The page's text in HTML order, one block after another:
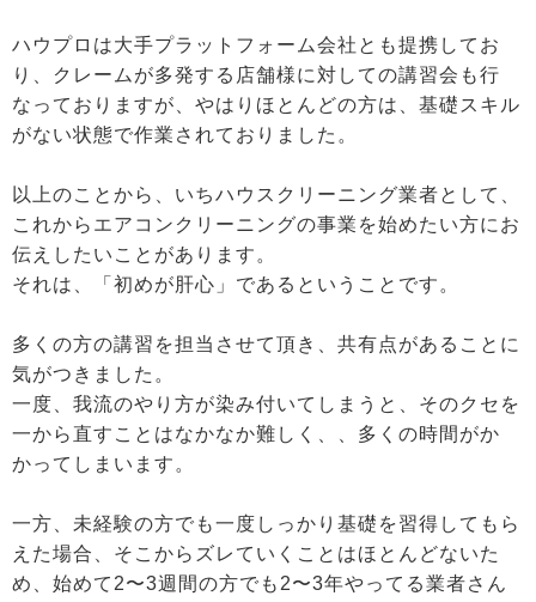
ハウプロは大手プラットフォーム会社とも提携してお
り、クレームが多発する店舗様に対しての講習会も行
なっておりますが、やはりほとんどの方は、基礎スキル
がない状態で作業されておりました。
以上のことから、いちハウスクリーニング業者として、
これからエアコンクリーニングの事業を始めたい方にお
伝えしたいことがあります。
それは、「初めが肝心」であるということです。
多くの方の講習を担当させて頂き、共有点があることに
気がつきました。
一度、我流のやり方が染み付いてしまうと、そのクセを
一から直すことはなかなか難しく、、多くの時間がか
かってしまいます。
一方、未経験の方でも一度しっかり基礎を習得してもら
えた場合、そこからズレていくことはほとんどないた
め、始めて2〜3週間の方でも2〜3年やってる業者さん